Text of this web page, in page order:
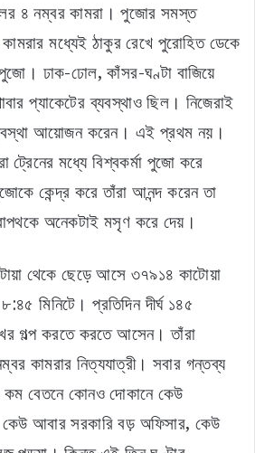
৪ নম্বর কামরা। পুজোর সমস্ত
মধ্যেই ঠাকুর রেখে পুরোহিত ডেকে
ঢাক-ঢোল, কাঁসর-ঘণ্টা বাজিয়ে
প্যাকেটের ব্যবস্থাও ছিল। নিজেরাই
আয়োজন করেন। এই প্রথম নয়।
ট্রেনের মধ্যে বিশ্বকর্মা পুজো করে
কেন্দ্র করে তাঁরা আনন্দ করেন তা
অনেকটাই মসৃণ করে দেয়।
থেকে ছেড়ে আসে ৩৭৯১৪ কাটোয়া
মিনিটে। প্রতিদিন দীর্ঘ ১৪৫
গল্প করতে করতে আসেন। তাঁরা
কামরার নিত্যযাত্রী। সবার গন্তব্য
কম বেতনে কোনও দোকানে কেউ
আবার সরকারি বড় অফিসার, কেউ